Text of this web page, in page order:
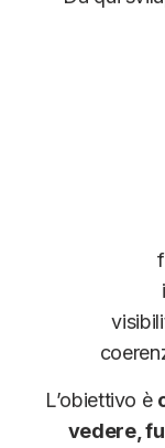
L’obiettivo è
vedere,